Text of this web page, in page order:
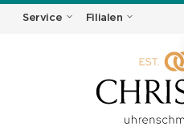
Service Filialen